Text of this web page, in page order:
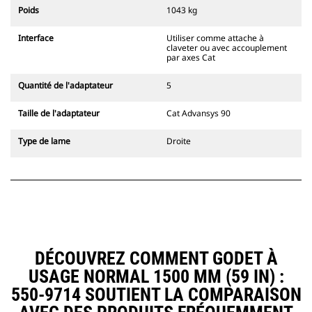
champ de vision du conducteur.
axes Cat sont compatibles avec les
pelles hydrauliques à chaînes 311-
Des attaches à largeur de
disponibles.
le système d'attache spéciale CW
CW sont dotées d'un système de
disponibles pour toutes les pelles
hydrauliques à chaines et sur
pneus.
Poids 1043 kg
Interface
Utiliser comme attache à
claveter ou avec accouplement
par axes Cat
Quantité de l'adaptateur 5
Taille de l'adaptateur Cat Advansys 90
Type de lame Droite
DÉCOUVREZ COMMENT GODET À
USAGE NORMAL 1500 MM (59 IN) :
550-9714 SOUTIENT LA COMPARAISON